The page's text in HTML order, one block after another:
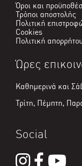
Όροι και
Τρόποι αποστολής
Πολιτική
Cookies
Πολιτική
Ώρες
Καθημερινά και
Τρίτη, Πέμπτη,
Social